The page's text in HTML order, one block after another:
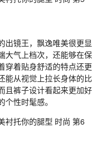
出镜王，飘逸唯美很更显
大气上档次，还能够在保
穿着贴身舒适的特点还更
能从视觉上拉长身体的比
且裤子设计看起来更加好
性时髦感。